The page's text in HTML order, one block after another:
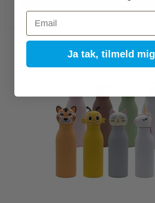
Vis produkt
Email
Ja tak, tilmeld mig